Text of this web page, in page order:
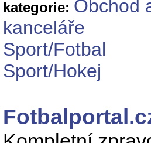
kategorie: Obchod
kanceláře
Sport/Fotbal
Sport/Hokej